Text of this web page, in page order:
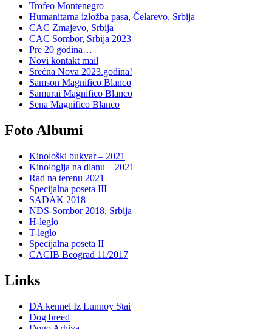
Trofeo Montenegro
Humanitarna izložba pasa, Čelarevo, Srbija
CAC Zmajevo, Srbija
CAC Sombor, Srbija 2023
Pre 20 godina…
Novi kontakt mail
Srećna Nova 2023.godina!
Samson Magnifico Blanco
Samurai Magnifico Blanco
Sena Magnifico Blanco
Foto Albumi
Kinološki bukvar – 2021
Kinologija na dlanu – 2021
Rad na terenu 2021
Specijalna poseta III
SADAK 2018
NDS-Sombor 2018, Srbija
H-leglo
T-leglo
Specijalna poseta II
CACIB Beograd 11/2017
Links
DA kennel Iz Lunnoy Stai
Dog breed